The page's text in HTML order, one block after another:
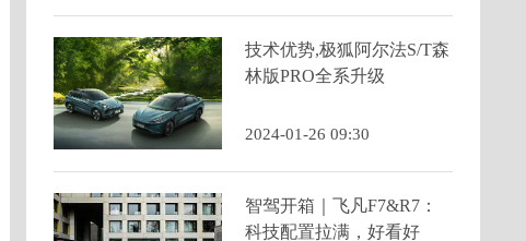
技术优势,极狐阿尔法S/T森
林版PRO全系升级
2024-01-26 09:30
智驾开箱｜飞凡F7&R7：
科技配置拉满，好看好